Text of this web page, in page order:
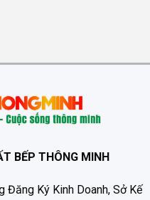
BẾP THÔNG MINH
Ký Kinh Doanh, Sở Kế